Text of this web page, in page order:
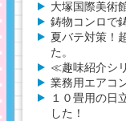
大塚国際美術
鋳物コンロで
夏バテ対策！
た。
≪趣味紹介シ
業務用エアコ
１０畳用の日
した！